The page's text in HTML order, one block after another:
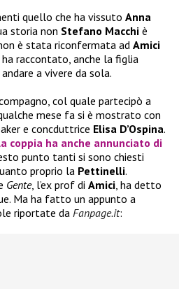
quello che ha vissuto Anna
storia non Stefano Macchi è
è stata riconfermata ad Amici
raccontato, anche la figlia
a vivere da sola.
col quale partecipò a
mese fa si è mostrato con
e concduttrice Elisa D’Ospina.
coppia ha anche annunciato di
punto tanti si sono chiesti
proprio la Pettinelli.
Gente, l’ex prof di Amici, ha detto
Ma ha fatto un appunto a
riportate da Fanpage.it: